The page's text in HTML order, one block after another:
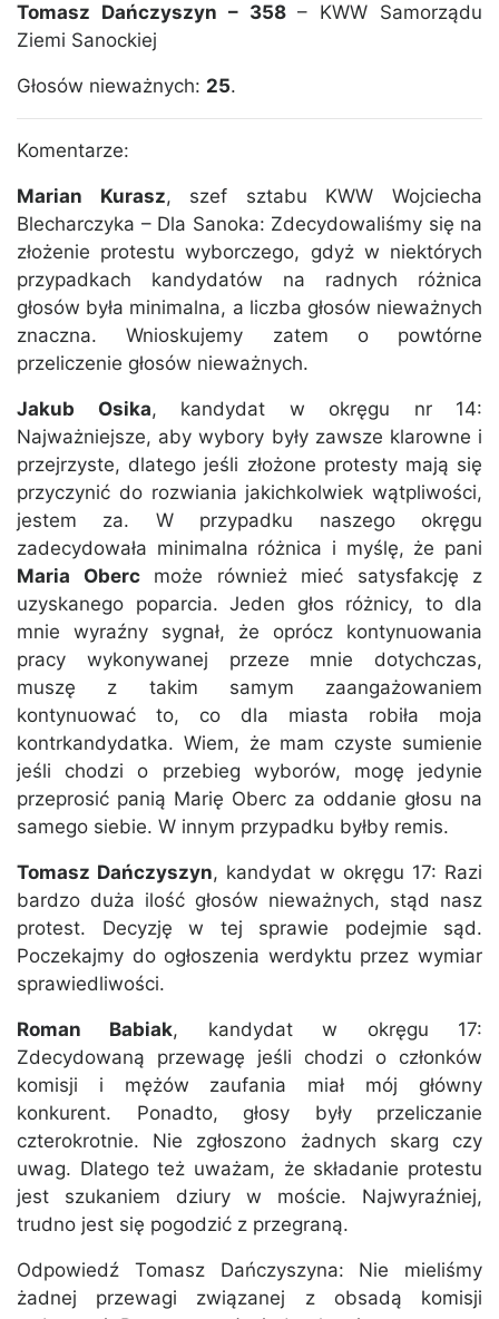
Tomasz Dańczyszyn – 358– KWW Samorządu
Ziemi Sanockiej
Głosów nieważnych: 25.
Komentarze:
Marian Kurasz, szef sztabu KWW Wojciecha
Blecharczyka – Dla Sanoka: Zdecydowaliśmy się na
złożenie protestu wyborczego, gdyż w niektórych
przypadkach kandydatów na radnych różnica
głosów była minimalna, a liczba głosów nieważnych
znaczna. Wnioskujemy zatem o powtórne
przeliczenie głosów nieważnych.
Jakub Osika, kandydat w okręgu nr 14:
Najważniejsze, aby wybory były zawsze klarowne i
przejrzyste, dlatego jeśli złożone protesty mają się
przyczynić do rozwiania jakichkolwiek wątpliwości,
jestem za. W przypadku naszego okręgu
zadecydowała minimalna różnica i myślę, że pani
Maria Obercmoże również mieć satysfakcję z
uzyskanego poparcia. Jeden głos różnicy, to dla
mnie wyraźny sygnał, że oprócz kontynuowania
pracy wykonywanej przeze mnie dotychczas,
muszę z takim samym zaangażowaniem
kontynuować to, co dla miasta robiła moja
kontrkandydatka. Wiem, że mam czyste sumienie
jeśli chodzi o przebieg wyborów, mogę jedynie
przeprosić panią Marię Oberc za oddanie głosu na
samego siebie. W innym przypadku byłby remis.
Tomasz Dańczyszyn, kandydat w okręgu 17: Razi
bardzo duża ilość głosów nieważnych, stąd nasz
protest. Decyzję w tej sprawie podejmie sąd.
Poczekajmy do ogłoszenia werdyktu przez wymiar
sprawiedliwości.
Roman Babiak, kandydat w okręgu 17:
Zdecydowaną przewagę jeśli chodzi o członków
komisji i mężów zaufania miał mój główny
konkurent. Ponadto, głosy były przeliczanie
czterokrotnie. Nie zgłoszono żadnych skarg czy
uwag. Dlatego też uważam, że składanie protestu
jest szukaniem dziury w moście. Najwyraźniej,
trudno jest się pogodzić z przegraną.
Odpowiedź Tomasz Dańczyszyna: Nie mieliśmy
żadnej przewagi związanej z obsadą komisji